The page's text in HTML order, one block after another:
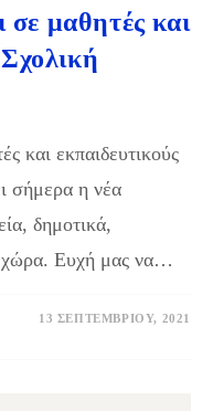
σε μαθητές και
και εκπαιδευτικούς
σήμερα η νέα
δημοτικά,
χώρα. Ευχή μας να…
13 ΣΕΠΤΕΜΒΡΊΟΥ, 2021